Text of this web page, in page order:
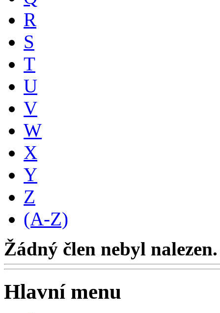
R
S
T
U
V
W
X
Y
Z
(A-Z)
Žádný člen nebyl nalezen.
Hlavní menu